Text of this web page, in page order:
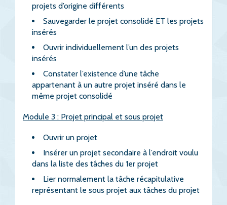
projets d’origine différents
Sauvegarder le projet consolidé ET les projets
insérés
Ouvrir individuellement l’un des projets
insérés
Constater l’existence d’une tâche
appartenant à un autre projet inséré dans le
même projet consolidé
Module 3 : Projet principal et sous projet
Ouvrir un projet
Insérer un projet secondaire à l’endroit voulu
dans la liste des tâches du 1er projet
Lier normalement la tâche récapitulative
représentant le sous projet aux tâches du projet